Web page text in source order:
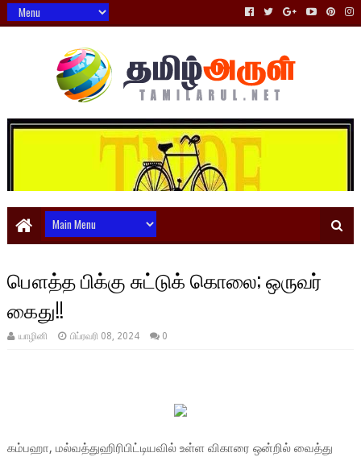
பௌத்த பிக்கு சுட்டுக் கொலை; ஒருவர்
கைது!!
யாழினி பிப்ரவரி 08, 2024 0
கம்பஹா, மல்வத்துஹிரிபிட்டியவில் உள்ள விகாரை ஒன்றில் வைத்து